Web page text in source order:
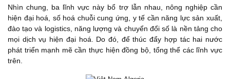
Nhìn chung, ba lĩnh vực này bổ trợ lẫn nhau, nông nghiệp cần
hiện đại hoá, số hoá chuỗi cung ứng, y tế cần năng lực sản xuất,
đào tạo và logistics, năng lượng và chuyển đổi số là nền tảng cho
mọi dịch vụ hiện đại hoá. Do đó, để thúc đẩy hợp tác hai nước
phát triển mạnh mẽ cần thực hiện đồng bộ, tổng thể các lĩnh vực
trên.